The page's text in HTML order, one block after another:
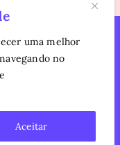
uma melhor
no
Aceitar
. Todos os direitos
conteúdo sem